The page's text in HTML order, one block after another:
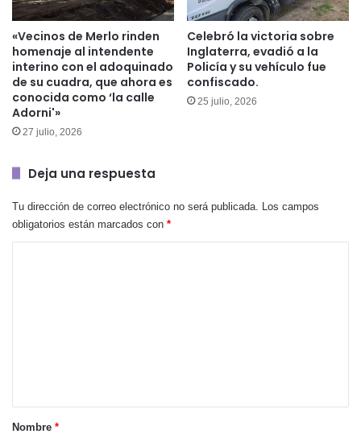
«Vecinos de Merlo rinden
homenaje al intendente
interino con el adoquinado
de su cuadra, que ahora es
conocida como ‘la calle
Adorni'»
27 julio, 2026
Celebró la victoria sobre
Inglaterra, evadió a la
Policía y su vehículo fue
confiscado.
25 julio, 2026
Deja una respuesta
Tu dirección de correo electrónico no será publicada.
Los campos
obligatorios están marcados con *
rNombre *